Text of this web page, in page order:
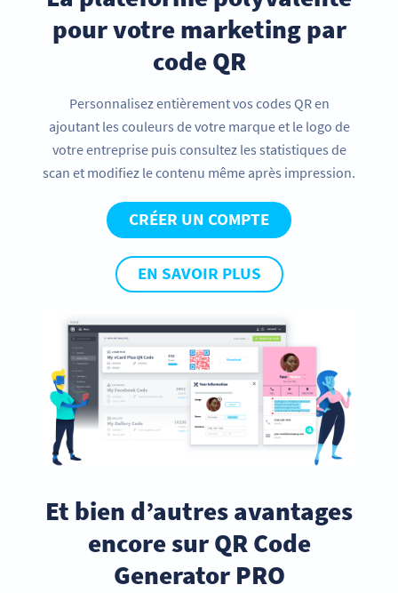
pour votre marketing par
code QR
Personnalisez entièrement vos codes QR en
ajoutant les couleurs de votre marque et le logo de
votre entreprise puis consultez les statistiques de
scan et modifiez le contenu même après impression.
CRÉER UN COMPTE
EN SAVOIR PLUS
Et bien d’autres avantages
encore sur QR Code
Generator PRO